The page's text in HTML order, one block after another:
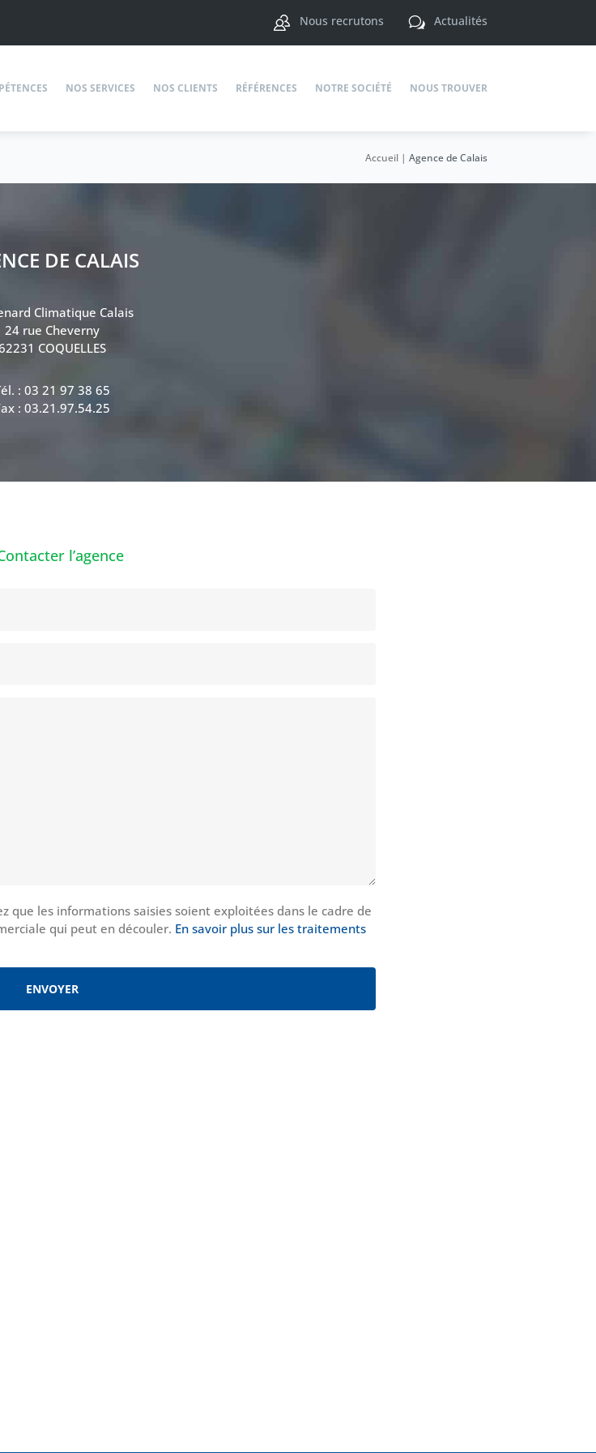
w Actualités
Nous recrutons
NOS SERVICES NOS CLIENTS RÉFÉRENCES NOTRE SOCIÉTÉ NOUS TROUVER
Accueil| Agence de Calais
DE CALAIS
Climatique Calais
24 rue Cheverny
COQUELLES
: 03 21 97 38 65
: 03.21.97.54.25
l’agence
que les informations saisies soient exploitées dans le cadre de
qui peut en découler. En savoir plus sur les traitements